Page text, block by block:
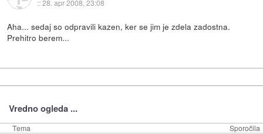
::28. apr 2008, 23:08
Aha... sedaj so odpravili kazen, ker se jim je zdela zadostna.
Prehitro berem...
Vredno ogleda ...
Tema Sporočila